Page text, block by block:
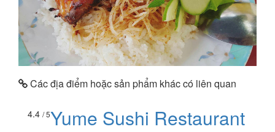
Các địa điểm hoặc sản phẩm khác có liên quan
4.4 / 5Yume Sushi Restaurant